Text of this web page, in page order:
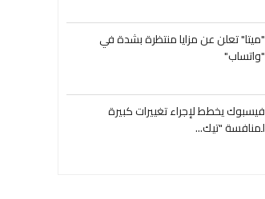
"ميتا" تعلن عن مزايا منتظرة بشدة في
"واتساب"
فيسبوك يخطط لإجراء تغييرات كبيرة
لمنافسة "تيك...